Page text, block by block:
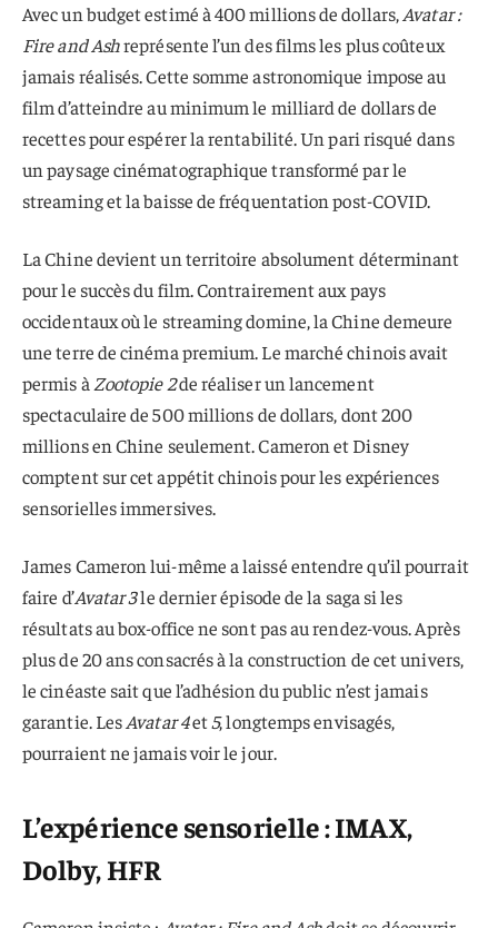
Avec un budget estimé à 400 millions de dollars,Avatar :
Fire and Ashreprésente l’un des films les plus coûteux
jamais réalisés. Cette somme astronomique impose au
film d’atteindre au minimum le milliard de dollars de
recettes pour espérer la rentabilité. Un pari risqué dans
un paysage cinématographique transformé par le
streaming et la baisse de fréquentation post-COVID.
La Chine devient un territoire absolument déterminant
pour le succès du film. Contrairement aux pays
occidentaux où le streaming domine, la Chine demeure
une terre de cinéma premium. Le marché chinois avait
permis à Zootopie 2de réaliser un lancement
spectaculaire de 500 millions de dollars, dont 200
millions en Chine seulement. Cameron et Disney
comptent sur cet appétit chinois pour les expériences
sensorielles immersives.
James Cameron lui-même a laissé entendre qu’il pourrait
faire d’Avatar 3le dernier épisode de la saga si les
résultats au box-office ne sont pas au rendez-vous. Après
plus de 20 ans consacrés à la construction de cet univers,
le cinéaste sait que l’adhésion du public n’est jamais
garantie. LesAvatar 4et5, longtemps envisagés,
pourraient ne jamais voir le jour.
L’expérience sensorielle : IMAX,
Dolby, HFR